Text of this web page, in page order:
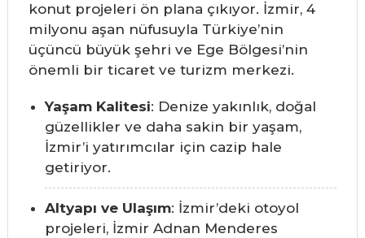
konut projeleri ön plana çıkıyor. İzmir, 4
milyonu aşan nüfusuyla Türkiye’nin
üçüncü büyük şehri ve Ege Bölgesi’nin
önemli bir ticaret ve turizm merkezi.
Yaşam Kalitesi: Denize yakınlık, doğal
güzellikler ve daha sakin bir yaşam,
İzmir’i yatırımcılar için cazip hale
getiriyor.
Altyapı ve Ulaşım: İzmir’deki otoyol
projeleri, İzmir Adnan Menderes